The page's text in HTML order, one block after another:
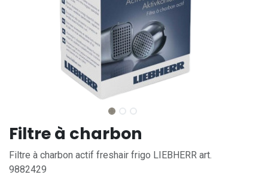
Filtre à charbon
Filtre à charbon actif freshair frigo LIEBHERR art.
9882429